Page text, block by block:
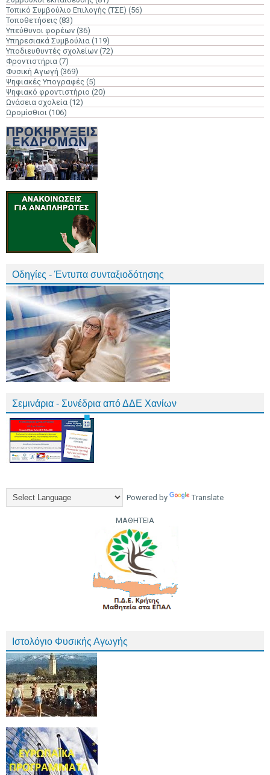
Τοπικό Συμβούλιο Επιλογής (ΤΣΕ) (56)
Τοποθετήσεις (83)
Υπεύθυνοι φορέων (36)
Υπηρεσιακά Συμβούλια (119)
Υποδιευθυντές σχολείων (72)
Φροντιστήρια (7)
Φυσική Αγωγή (369)
Ψηφιακές Υπογραφές (5)
Ψηφιακό φροντιστήριο (20)
Ωνάσεια σχολεία (12)
Ωρομίσθιοι (106)
Οδηγίες - Έντυπα συνταξιοδότησης
Σεμινάρια - Συνέδρια από ΔΔΕ Χανίων
Powered by Translate
ΜΑΘΗΤΕΙΑ
Ιστολόγιο Φυσικής Αγωγής